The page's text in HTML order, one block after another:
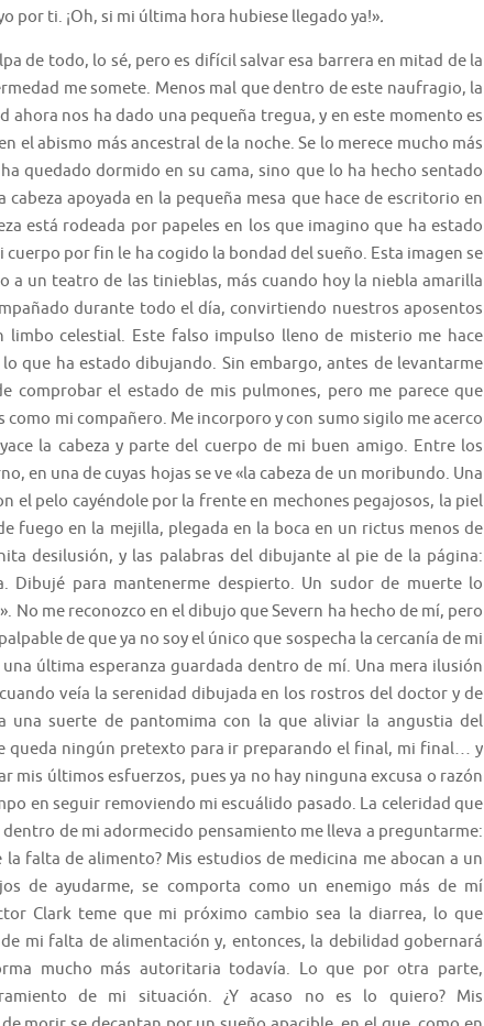
por ti. ¡Oh, si mi última hora hubiese llegado ya!».
de todo, lo sé, pero es difícil salvar esa barrera en mitad de la
me somete. Menos mal que dentro de este naufragio, la
ahora nos ha dado una pequeña tregua, y en este momento es
el abismo más ancestral de la noche. Se lo merece mucho más
quedado dormido en su cama, sino que lo ha hecho sentado
cabeza apoyada en la pequeña mesa que hace de escritorio en
está rodeada por papeles en los que imagino que ha estado
cuerpo por fin le ha cogido la bondad del sueño. Esta imagen se
a un teatro de las tinieblas, más cuando hoy la niebla amarilla
durante todo el día, convirtiendo nuestros aposentos
limbo celestial. Este falso impulso lleno de misterio me hace
que ha estado dibujando. Sin embargo, antes de levantarme
comprobar el estado de mis pulmones, pero me parece que
como mi compañero. Me incorporo y con sumo sigilo me acerco
la cabeza y parte del cuerpo de mi buen amigo. Entre los
en una de cuyas hojas se ve «la cabeza de un moribundo. Una
el pelo cayéndole por la frente en mechones pegajosos, la piel
fuego en la mejilla, plegada en la boca en un rictus menos de
desilusión, y las palabras del dibujante al pie de la página:
Dibujé para mantenerme despierto. Un sudor de muerte lo
No me reconozco en el dibujo que Severn ha hecho de mí, pero
de que ya no soy el único que sospecha la cercanía de mi
última esperanza guardada dentro de mí. Una mera ilusión
veía la serenidad dibujada en los rostros del doctor y de
una suerte de pantomima con la que aliviar la angustia del
queda ningún pretexto para ir preparando el final, mi final… y
mis últimos esfuerzos, pues ya no hay ninguna excusa o razón
en seguir removiendo mi escuálido pasado. La celeridad que
de mi adormecido pensamiento me lleva a preguntarme:
la falta de alimento? Mis estudios de medicina me abocan a un
de ayudarme, se comporta como un enemigo más de mí
Clark teme que mi próximo cambio sea la diarrea, lo que
mi falta de alimentación y, entonces, la debilidad gobernará
mucho más autoritaria todavía. Lo que por otra parte,
de mi situación. ¿Y acaso no es lo quiero? Mis